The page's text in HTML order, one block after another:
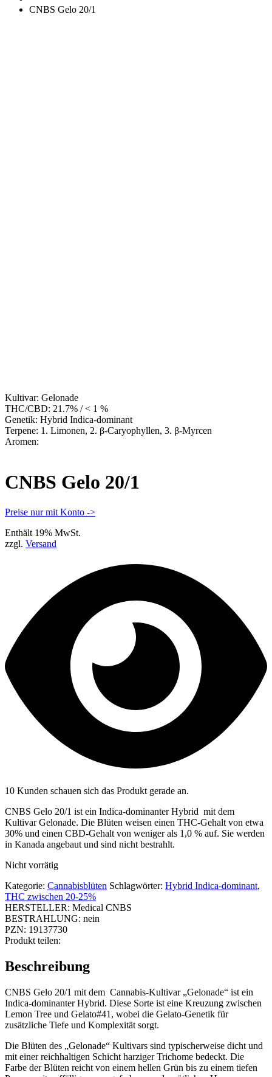
CNBS Gelo 20/1
Kultivar: Gelonade
THC/CBD: 21.7% / < 1 %
Genetik: Hybrid Indica-dominant
Terpene: 1. Limonen, 2. β-Caryophyllen, 3. β-Myrcen
Aromen:
CNBS Gelo 20/1
Preise nur mit Konto ->
Enthält 19% MwSt.
zzgl. Versand
10 Kunden schauen sich das Produkt gerade an.
CNBS Gelo 20/1 ist ein Indica-dominanter Hybrid mit dem
Kultivar Gelonade. Die Blüten weisen einen THC-Gehalt von etwa
30% und einen CBD-Gehalt von weniger als 1,0 % auf. Sie werden
in Kanada angebaut und sind nicht bestrahlt.
Nicht vorrätig
Kategorie: Cannabisblüten Schlagwörter: Hybrid Indica-dominant,
THC zwischen 20-25%
HERSTELLER: Medical CNBS
BESTRAHLUNG: nein
PZN: 19137730
Produkt teilen:
Beschreibung
CNBS Gelo 20/1 mit dem Cannabis-Kultivar „Gelonade“ ist ein
Indica-dominanter Hybrid. Diese Sorte ist eine Kreuzung zwischen
Lemon Tree und Gelato#41, wobei die Gelato-Genetik für
zusätzliche Tiefe und Komplexität sorgt.
Die Blüten des „Gelonade“ Kultivars sind typischerweise dicht und
mit einer reichhaltigen Schicht harziger Trichome bedeckt. Die
Farbe der Blüten reicht von einem hellen Grün bis zu einem tiefen